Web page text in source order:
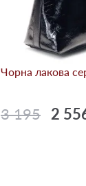
Чорна лакова
3 195 2